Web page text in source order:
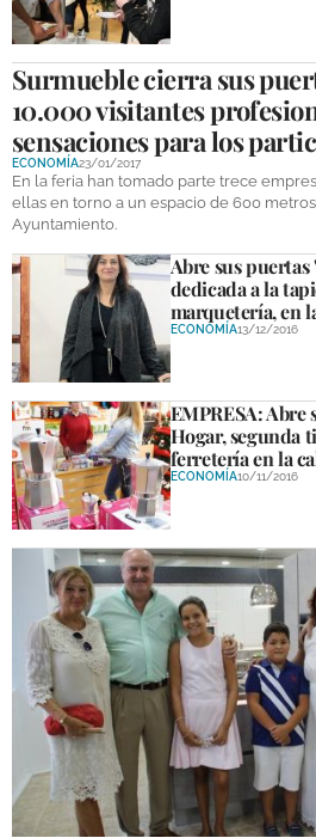
Surmueble cierra sus
10.000 visitantes
sensaciones para los
ECONOMÍA23/01/2017
En la feria han tomado parte trece
ellas en torno a un espacio de 600
Ayuntamiento.
Abre sus
dedicada a la
marquetería, en
ECONOMÍA13/12/2016
EMPRESA: Abre
Hogar, segunda
ferretería en la
ECONOMÍA10/11/2016